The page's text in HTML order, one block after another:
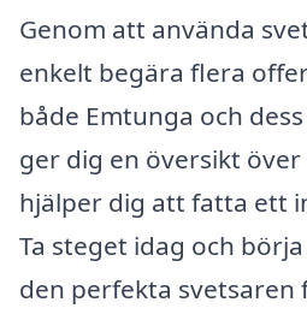
Genom att använda
enkelt begära flera
både Emtunga och
ger dig en översikt
hjälper dig att fatta ett
Ta steget idag och
den perfekta